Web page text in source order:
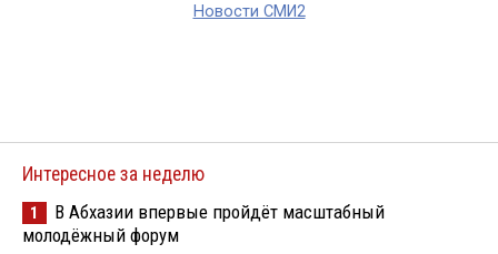
Новости СМИ2
Интересное за неделю
1
В Абхазии впервые пройдёт масштабный
молодёжный форум